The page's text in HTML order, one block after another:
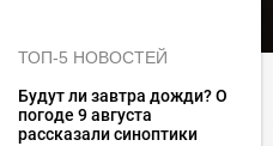
ТОП-5 НОВОСТЕЙ
Будут ли завтра дожди? О
погоде 9 августа
рассказали синоптики